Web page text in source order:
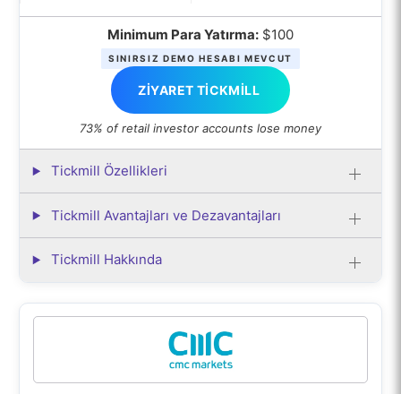
Minimum Para Yatırma: $100
SINIRSIZ DEMO HESABI MEVCUT
ZIYARET TICKMILL
73% of retail investor accounts lose money
Tickmill Özellikleri
Tickmill Avantajları ve Dezavantajları
Tickmill Hakkında